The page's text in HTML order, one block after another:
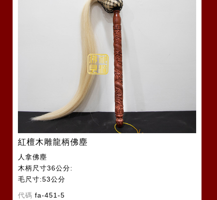
紅檀木雕龍柄佛塵
人拿佛塵
木柄尺寸36公分:
毛尺寸:53公分
代碼 fa-451-5